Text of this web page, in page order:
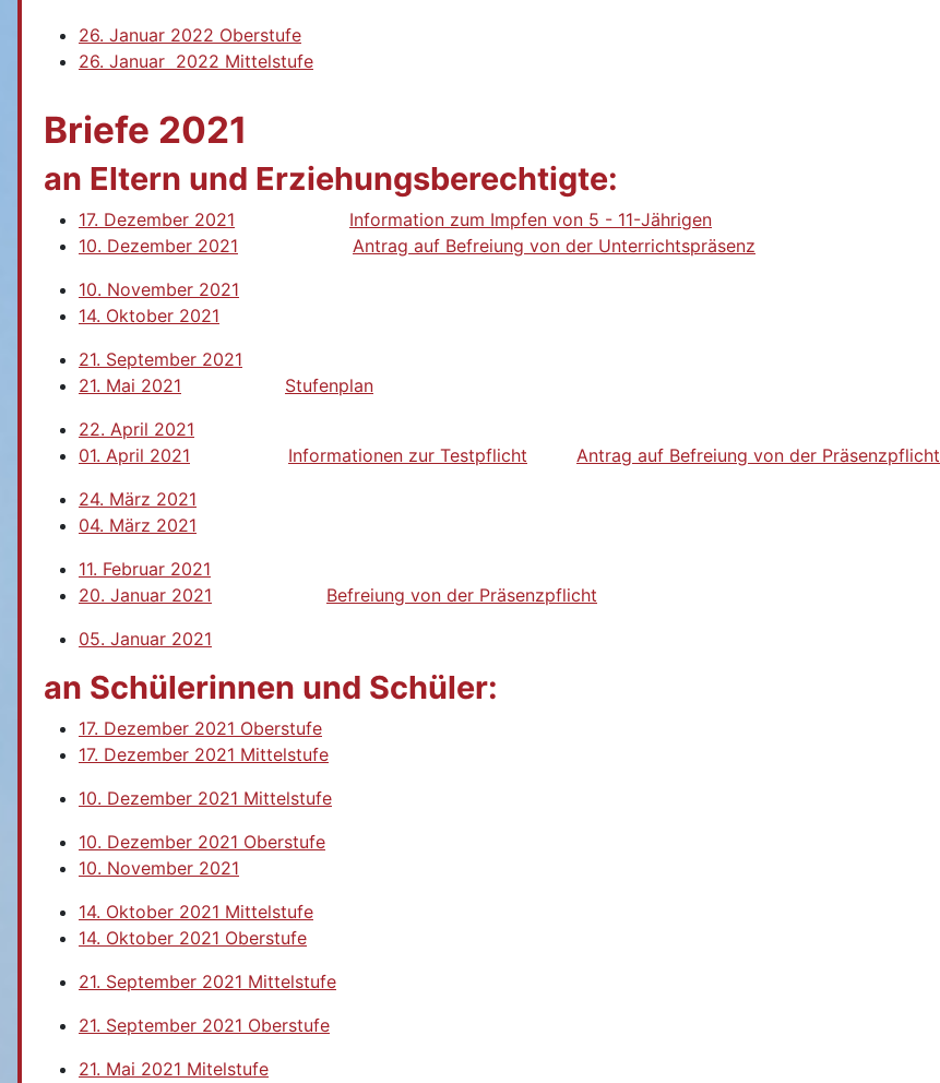
26. Januar 2022 Oberstufe
26. Januar 2022 Mittelstufe
Briefe 2021
an Eltern und Erziehungsberechtigte:
17. Dezember 2021
Information zum Impfen von 5 - 11-Jährigen
10. Dezember 2021
Antrag auf Befreiung von der Unterrichtspräsenz
10. November 2021
14. Oktober 2021
21. September 2021
21. Mai 2021
Stufenplan
22. April 2021
01. April 2021
Informationen zur Testpflicht
Antrag auf Befreiung von der Präsenzpflicht
24. März 2021
04. März 2021
11. Februar 2021
20. Januar 2021
Befreiung von der Präsenzpflicht
05. Januar 2021
an Schülerinnen und Schüler:
17. Dezember 2021 Oberstufe
17. Dezember 2021 Mittelstufe
10. Dezember 2021 Mittelstufe
10. Dezember 2021 Oberstufe
10. November 2021
14. Oktober 2021 Mittelstufe
14. Oktober 2021 Oberstufe
21. September 2021 Mittelstufe
21. September 2021 Oberstufe
21. Mai 2021 Mitelstufe